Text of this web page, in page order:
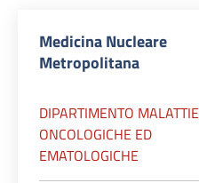
Medicina Nucleare
Metropolitana
DIPARTIMENTO MALATTIE
ONCOLOGICHE ED
EMATOLOGICHE